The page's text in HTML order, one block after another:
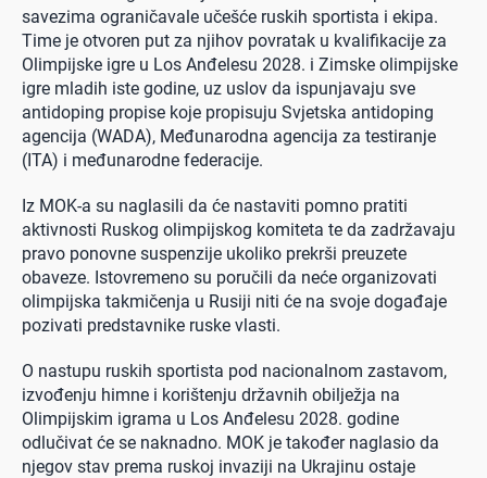
savezima ograničavale učešće ruskih sportista i ekipa.
Time je otvoren put za njihov povratak u kvalifikacije za
Olimpijske igre u Los Anđelesu 2028. i Zimske olimpijske
igre mladih iste godine, uz uslov da ispunjavaju sve
antidoping propise koje propisuju Svjetska antidoping
agencija (WADA), Međunarodna agencija za testiranje
(ITA) i međunarodne federacije.
Iz MOK-a su naglasili da će nastaviti pomno pratiti
aktivnosti Ruskog olimpijskog komiteta te da zadržavaju
pravo ponovne suspenzije ukoliko prekrši preuzete
obaveze. Istovremeno su poručili da neće organizovati
olimpijska takmičenja u Rusiji niti će na svoje događaje
pozivati predstavnike ruske vlasti.
O nastupu ruskih sportista pod nacionalnom zastavom,
izvođenju himne i korištenju državnih obilježja na
Olimpijskim igrama u Los Anđelesu 2028. godine
odlučivat će se naknadno. MOK je također naglasio da
njegov stav prema ruskoj invaziji na Ukrajinu ostaje